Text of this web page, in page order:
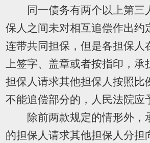
同一债务有两个以上第三
保人之间未对相互追偿作出约
连带共同担保，但是各担保人
上签字、盖章或者按指印，承
担保人请求其他担保人按照比
不能追偿部分的，人民法院应
除前两款规定的情形外，
的担保人请求其他担保人分担